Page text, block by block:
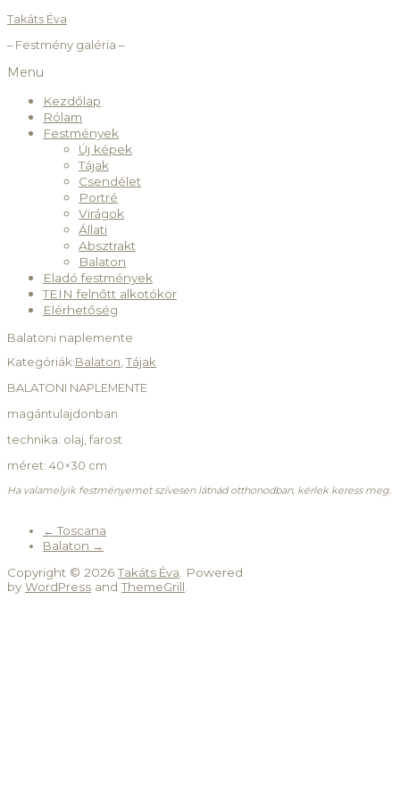
Takáts Éva
– Festmény galéria –
Menu
Kezdőlap
Rólam
Festmények
Új képek
Tájak
Csendélet
Portré
Virágok
Állati
Absztrakt
Balaton
Eladó festmények
TEIN felnőtt alkotókör
Elérhetőség
Balatoni naplemente
Kategóriák:Balaton,Tájak
BALATONI NAPLEMENTE
magántulajdonban
technika: olaj, farost
méret: 40×30 cm
Ha valamelyik festményemet szívesen látnád otthonodban, kérlek keress meg.
← Toscana
Balaton →
Copyright © 2026Takáts Éva. Powered
byWordPress andThemeGrill.